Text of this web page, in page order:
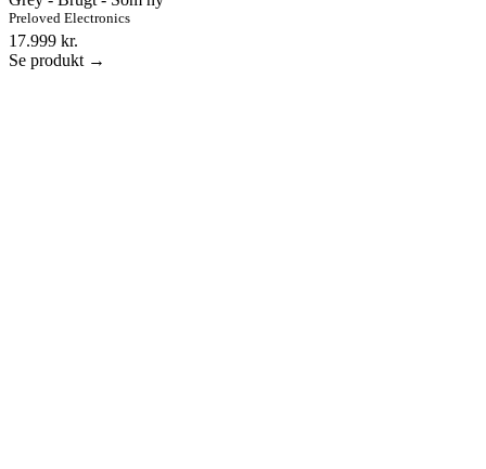
Preloved Electronics
17.999 kr.
Se produkt →